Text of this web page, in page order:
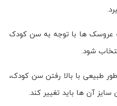
عروسک ها با توجه به سن کودک
شود.
طبیعی با بالا رفتن سن کودک،
آن ها باید تغییر کند.